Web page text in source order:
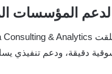
المؤسسات
دقيقة، ودعم تنفيذي